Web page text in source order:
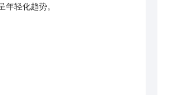
轻化趋势。